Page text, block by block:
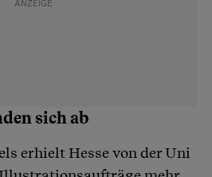
sich ab
erhielt Hesse von der Uni